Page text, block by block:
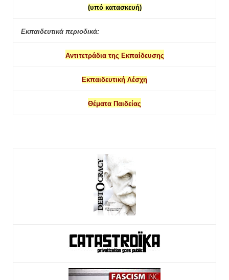
(υπό κατασκευή)
Εκπαιδευτικά περιοδικά:
Αντιτετράδια της Εκπαίδευσης
Εκπαιδευτική Λέσχη
Θέματα Παιδείας